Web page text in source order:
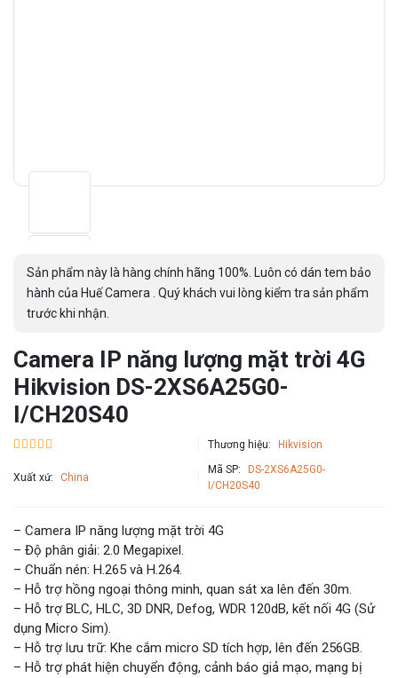
Sản phẩm này là hàng chính hãng 100%. Luôn có dán tem bảo
hành của Huế Camera . Quý khách vui lòng kiểm tra sản phẩm
trước khi nhận.
Camera IP năng lượng mặt trời 4G
Hikvision DS-2XS6A25G0-
I/CH20S40
Thương hiệu: Hikvision
Xuất xứ: China
Mã SP:
DS-2XS6A25G0-
I/CH20S40
– Camera IP năng lượng mặt trời 4G
– Độ phân giải: 2.0 Megapixel.
– Chuẩn nén: H.265 và H.264.
– Hỗ trợ hồng ngoại thông minh, quan sát xa lên đến 30m.
– Hỗ trợ BLC, HLC, 3D DNR, Defog, WDR 120dB, kết nối 4G (Sử
dụng Micro Sim).
– Hỗ trợ lưu trữ: Khe cắm micro SD tích hợp, lên đến 256GB.
– Hỗ trợ phát hiện chuyển động, cảnh báo giả mạo, mạng bị